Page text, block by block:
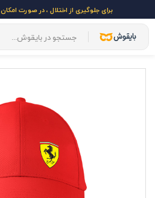
برای جلوگیری از اختلال ، در صورت امکان VPN خود را خاموش کنید.